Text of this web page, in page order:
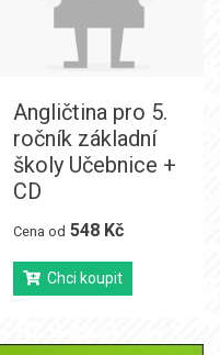
Angličtina pro 5.
ročník základní
školy Učebnice +
CD
Cena od 548 Kč
Chci koupit